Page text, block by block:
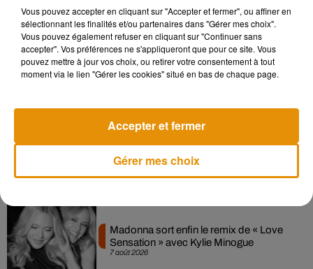
3,5 milliards de dollars ont vu le jour grâce à St. John
Properties. Un énorme succès pour ce PDG qui aime
rappeler qu’il a bâti son empire avec deux salariés
seulement. Aujourd'hui "sa petite société née il y a 50 ans"
est devenue "l’une des sociétés immobilières commerciales
région".Bravo !
Musique
7 août 2026
Madonna sort enfin le remix de « Love
Sensation » avec Kylie Minogue
Vous pouvez accepter en cliquant sur "Accepter et fermer", ou affiner en
sélectionnant les finalités et/ou partenaires dans "Gérer mes choix".
Vous pouvez également refuser en cliquant sur "Continuer sans
accepter". Vos préférences ne s'appliqueront que pour ce site. Vous
pouvez mettre à jour vos choix, ou retirer votre consentement à tout
moment via le lien "Gérer les cookies" situé en bas de chaque page.
Gérer mes choix
Accepter et fermer